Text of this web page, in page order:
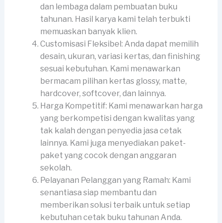
dan lembaga dalam pembuatan buku
tahunan. Hasil karya kami telah terbukti
memuaskan banyak klien.
Customisasi Fleksibel: Anda dapat memilih
desain, ukuran, variasi kertas, dan finishing
sesuai kebutuhan. Kami menawarkan
bermacam pilihan kertas glossy, matte,
hardcover, softcover, dan lainnya.
Harga Kompetitif: Kami menawarkan harga
yang berkompetisi dengan kwalitas yang
tak kalah dengan penyedia jasa cetak
lainnya. Kami juga menyediakan paket-
paket yang cocok dengan anggaran
sekolah.
Pelayanan Pelanggan yang Ramah: Kami
senantiasa siap membantu dan
memberikan solusi terbaik untuk setiap
kebutuhan cetak buku tahunan Anda.